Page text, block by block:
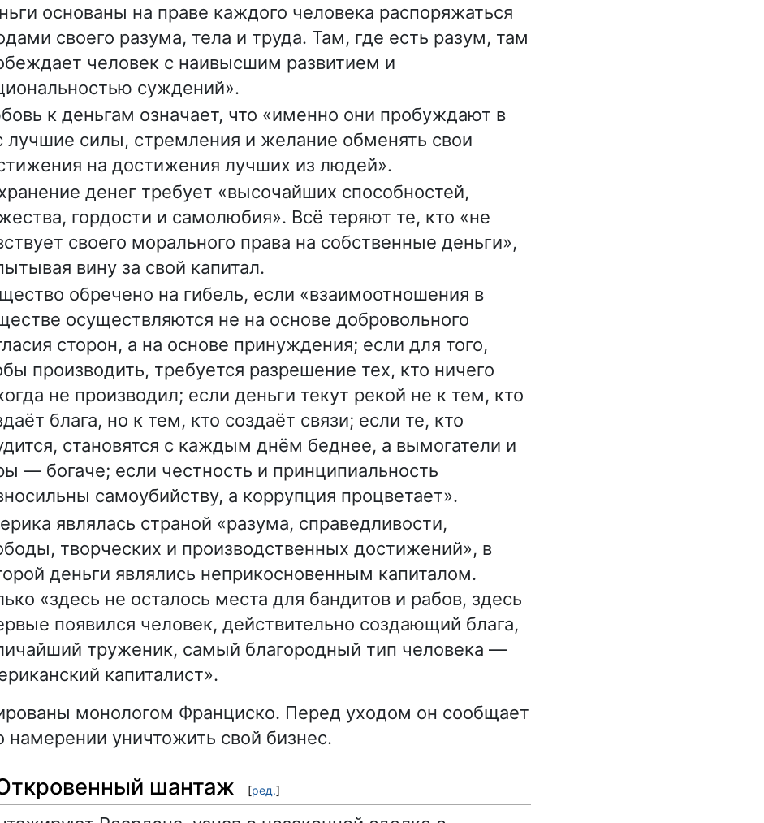
основаны на праве каждого человека распоряжаться
своего разума, тела и труда. Там, где есть разум, там
человек с наивысшим развитием и
суждений».
к деньгам означает, что «именно они пробуждают в
лучшие силы, стремления и желание обменять свои
на достижения лучших из людей».
денег требует «высочайших способностей,
гордости и самолюбия». Всё теряют те, кто «не
своего морального права на собственные деньги»,
вину за свой капитал.
обречено на гибель, если «взаимоотношения в
осуществляются не на основе добровольного
сторон, а на основе принуждения; если для того,
производить, требуется разрешение тех, кто ничего
не производил; если деньги текут рекой не к тем, кто
блага, но к тем, кто создаёт связи; если те, кто
становятся с каждым днём беднее, а вымогатели и
— богаче; если честность и принципиальность
самоубийству, а коррупция процветает».
являлась страной «разума, справедливости,
творческих и производственных достижений», в
деньги являлись неприкосновенным капиталом.
«здесь не осталось места для бандитов и рабов, здесь
появился человек, действительно создающий блага,
труженик, самый благородный тип человека —
капиталист».
монологом Франциско. Перед уходом он сообщает
намерении уничтожить свой бизнес.
шантаж [ред.]